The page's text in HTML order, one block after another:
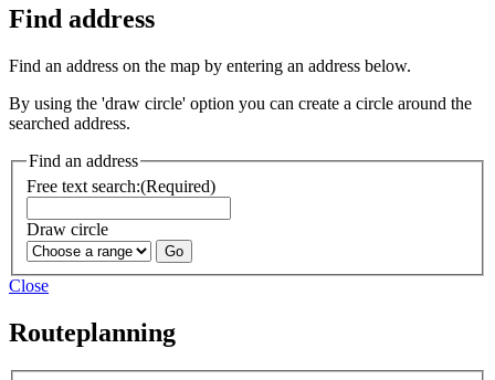
Find address
Find an address on the map by entering an address below.
By using the 'draw circle' option you can create a circle around the
searched address.
Find an address
Free text search:(Required)
Draw circle
Close
Routeplanning